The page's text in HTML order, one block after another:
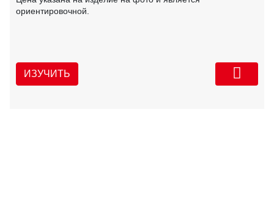
ориентировочной.
ИЗУЧИТЬ